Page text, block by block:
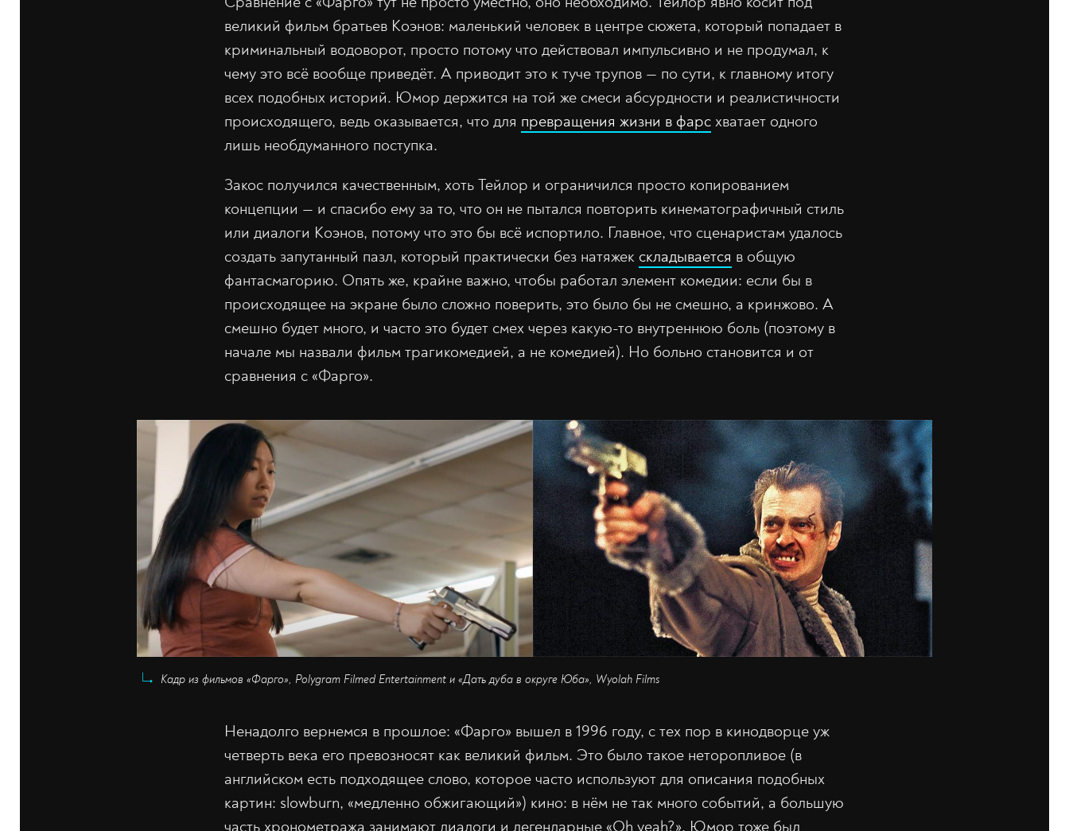
великий фильм братьев Коэнов: маленький человек в центре сюжета, который попадает в
криминальный водоворот, просто потому что действовал импульсивно и не продумал, к
чему это всё вообще приведёт. А приводит это к туче трупов — по сути, к главному итогу
всех подобных историй. Юмор держится на той же смеси абсурдности и реалистичности
происходящего, ведь оказывается, что для превращения жизни в фарс хватает одного
лишь необдуманного поступка.
Закос получился качественным, хоть Тейлор и ограничился просто копированием
концепции — и спасибо ему за то, что он не пытался повторить кинематографичный стиль
или диалоги Коэнов, потому что это бы всё испортило. Главное, что сценаристам удалось
создать запутанный пазл, который практически без натяжек складывается в общую
фантасмагорию. Опять же, крайне важно, чтобы работал элемент комедии: если бы в
происходящее на экране было сложно поверить, это было бы не смешно, а кринжово. А
смешно будет много, и часто это будет смех через какую-то внутреннюю боль (поэтому в
начале мы назвали фильм трагикомедией, а не комедией). Но больно становится и от
сравнения с «Фарго».
Кадр из фильмов «Фарго», Polygram Filmed Entertainment и «Дать дуба в округе Юба», Wyolah Films
Ненадолго вернемся в прошлое: «Фарго» вышел в 1996 году, с тех пор в кинодворце уж
четверть века его превозносят как великий фильм. Это было такое неторопливое (в
английском есть подходящее слово, которое часто используют для описания подобных
картин: slowburn, «медленно обжигающий») кино: в нём не так много событий, а большую
часть хронометража занимают диалоги и легендарные «Oh yeah?». Юмор тоже был